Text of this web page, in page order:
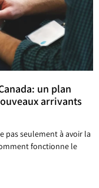
un plan
arrivants
pas seulement à avoir la
fonctionne le